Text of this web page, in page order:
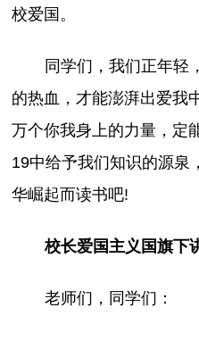
校爱国。
同学们，我们正年轻
的热血，才能澎湃出爱我
万个你我身上的力量，定
19中给予我们知识的源泉
华崛起而读书吧!
校长爱国主义国旗下
老师们，同学们：